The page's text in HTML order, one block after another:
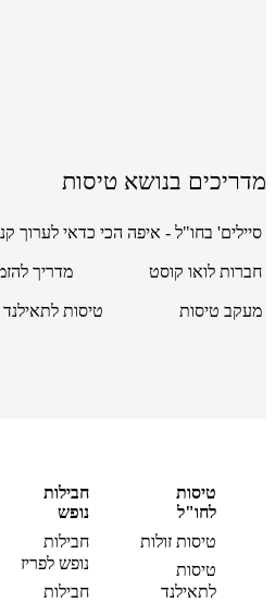
מדריכים בנושא טיסות
סיילים' בחו"ל - איפה הכי כדאי לערוך
חברות לואו קוסט מדריך
מעקב טיסות טיסות
טיסות
לחו"ל
טיסות זולות
טיסות
לתאילנד
חבילות
נופש
חבילות
נופש לפריז
חבילות